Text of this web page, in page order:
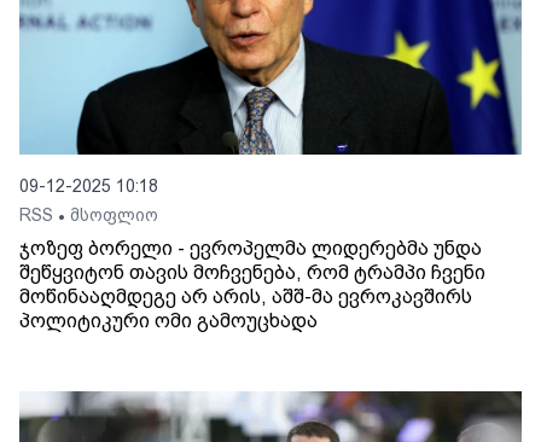
09-12-2025 10:18
RSS • მსოფლიო
ჯოზეფ ბორელი - ევროპელმა ლიდერებმა უნდა
შეწყვიტონ თავის მოჩვენება, რომ ტრამპი ჩვენი
მოწინააღმდეგე არ არის, აშშ-მა ევროკავშირს
პოლიტიკური ომი გამოუცხადა